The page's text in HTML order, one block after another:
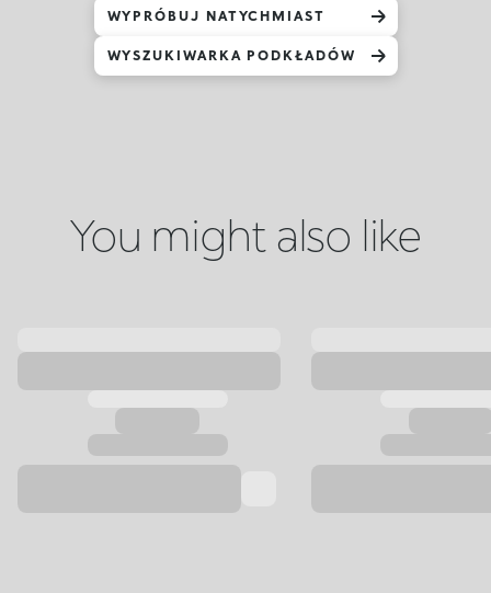
WYPRÓBUJ NATYCHMIAST
WYSZUKIWARKA PODKŁADÓW
You might also like